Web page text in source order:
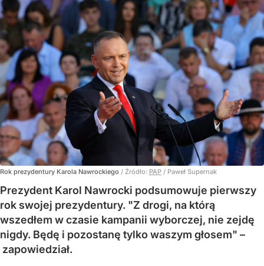
Rok prezydentury Karola Nawrockiego / Źródło: PAP / Paweł Supernak
Prezydent Karol Nawrocki podsumowuje pierwszy
rok swojej prezydentury. "Z drogi, na którą
wszedłem w czasie kampanii wyborczej, nie zejdę
nigdy. Będę i pozostanę tylko waszym głosem" –
zapowiedział.